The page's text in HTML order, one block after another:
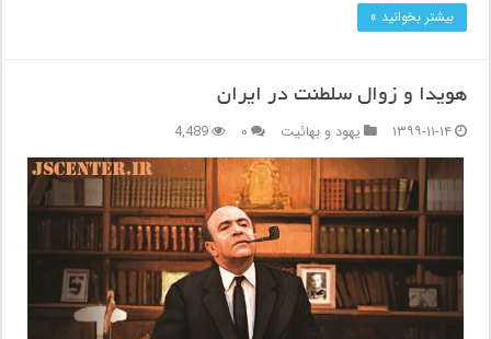
بیشتر بخوانید »
هویدا و زوال سلطنت در ایران
۱۳۹۹-۱۱-۱۴
یهود و بهائیت ۰ 4,489